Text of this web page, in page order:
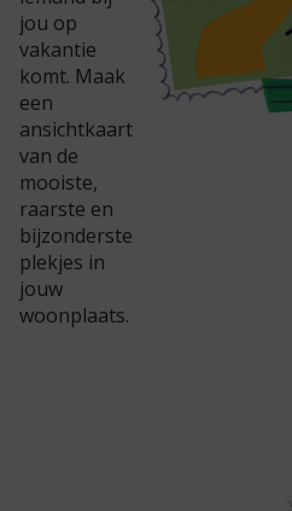
jou op
vakantie
komt. Maak
een
ansichtkaart
van de
mooiste,
raarste en
bijzonderste
plekjes in
jouw
woonplaats.